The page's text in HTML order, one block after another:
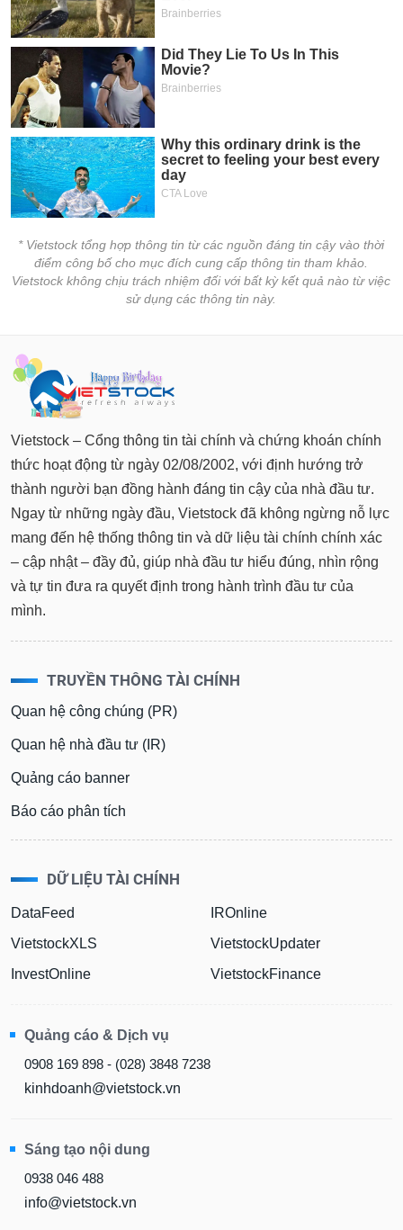
* Vietstock tổng hợp thông tin từ các nguồn đáng tin cậy vào thời
điểm công bố cho mục đích cung cấp thông tin tham khảo.
Vietstock không chịu trách nhiệm đối với bất kỳ kết quả nào từ việc
sử dụng các thông tin này.
Vietstock – Cổng thông tin tài chính và chứng khoán chính
thức hoạt động từ ngày 02/08/2002, với định hướng trở
thành người bạn đồng hành đáng tin cậy của nhà đầu tư.
Ngay từ những ngày đầu, Vietstock đã không ngừng nỗ lực
mang đến hệ thống thông tin và dữ liệu tài chính chính xác
– cập nhật – đầy đủ, giúp nhà đầu tư hiểu đúng, nhìn rộng
và tự tin đưa ra quyết định trong hành trình đầu tư của
mình.
TRUYỀN THÔNG TÀI CHÍNH
Quan hệ công chúng (PR)
Quan hệ nhà đầu tư (IR)
Quảng cáo banner
Báo cáo phân tích
DỮ LIỆU TÀI CHÍNH
DataFeed
VietstockXLS
InvestOnline
IROnline
VietstockUpdater
VietstockFinance
Quảng cáo & Dịch vụ
0908 169 898 - (028) 3848 7238
kinhdoanh@vietstock.vn
Sáng tạo nội dung
0938 046 488
info@vietstock.vn